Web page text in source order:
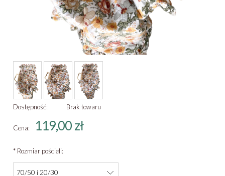
Dostępność: Brak towaru
Cena: 119,00 zł
* Rozmiar pościeli: